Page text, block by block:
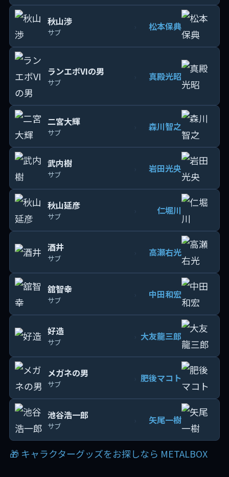
秋山渉
サブ 松本保典
ランエボVIの男
サブ 真殿光昭
二宮大輝
サブ 森川智之
武内樹
サブ 岩田光央
秋山延彦
サブ 仁堀川
酒井
サブ 高瀬右光
舘智幸
サブ 中田和宏
好造
サブ 大友龍三郎
メガネの男
サブ 肥後マコト
池谷浩一郎
サブ 矢尾一樹
🎁 キャラクターグッズをお探しなら METALBOX